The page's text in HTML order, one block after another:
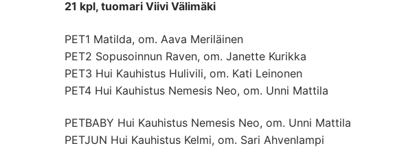
21 kpl, tuomari Viivi Välimäki
PET1 Matilda, om. Aava Meriläinen
PET2 Sopusoinnun Raven, om. Janette Kurikka
PET3 Hui Kauhistus Hulivili, om. Kati Leinonen
PET4 Hui Kauhistus Nemesis Neo, om. Unni Mattila
PETBABY Hui Kauhistus Nemesis Neo, om. Unni Mattila
PETJUN Hui Kauhistus Kelmi, om. Sari Ahvenlampi